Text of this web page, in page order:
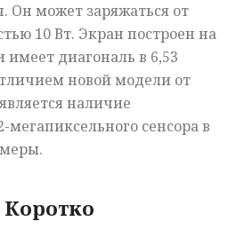
Он может заряжаться от
10 Вт. Экран построен на
имеет диагональ в 6,53
новой модели от
наличие
мегапиксельного сенсора в
Коротко